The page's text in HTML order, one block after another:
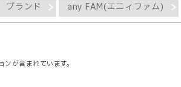
ブランド any FAM(エニィファム)
が含まれています。